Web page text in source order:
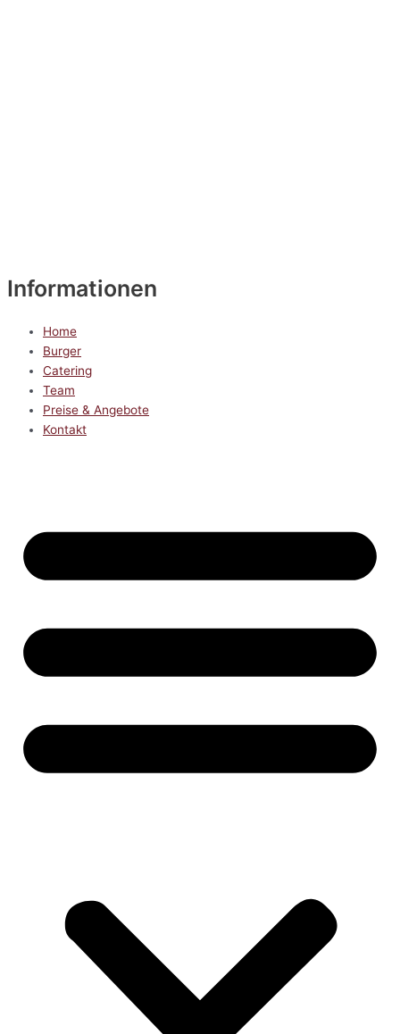
Informationen
Home
Burger
Catering
Team
Preise & Angebote
Kontakt